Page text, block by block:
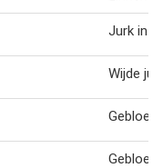
Jurk in
Wijde